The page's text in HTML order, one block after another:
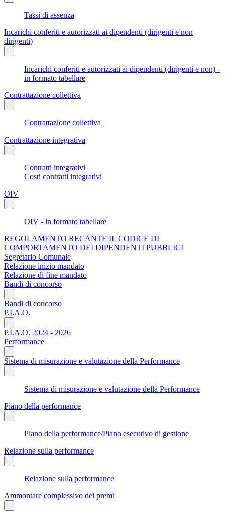
Tassi di assenza
Incarichi conferiti e autorizzati ai dipendenti (dirigenti e non
dirigenti)
Incarichi conferiti e autorizzati ai dipendenti (dirigenti e non) -
in formato tabellare
Contrattazione collettiva
Contrattazione collettiva
Contrattazione integrativa
Contratti integrativi
Costi contratti integrativi
OIV
OIV - in formato tabellare
REGOLAMENTO RECANTE IL CODICE DI
COMPORTAMENTO DEI DIPENDENTI PUBBLICI
Segretario Comunale
Relazione inizio mandato
Relazione di fine mandato
Bandi di concorso
Bandi di concorso
P.I.A.O.
P.I.A.O. 2024 - 2026
Performance
Sistema di misurazione e valutazione della Performance
Sistema di misurazione e valutazione della Performance
Piano della performance
Piano della performance/Piano esecutivo di gestione
Relazione sulla performance
Relazione sulla performance
Ammontare complessivo dei premi